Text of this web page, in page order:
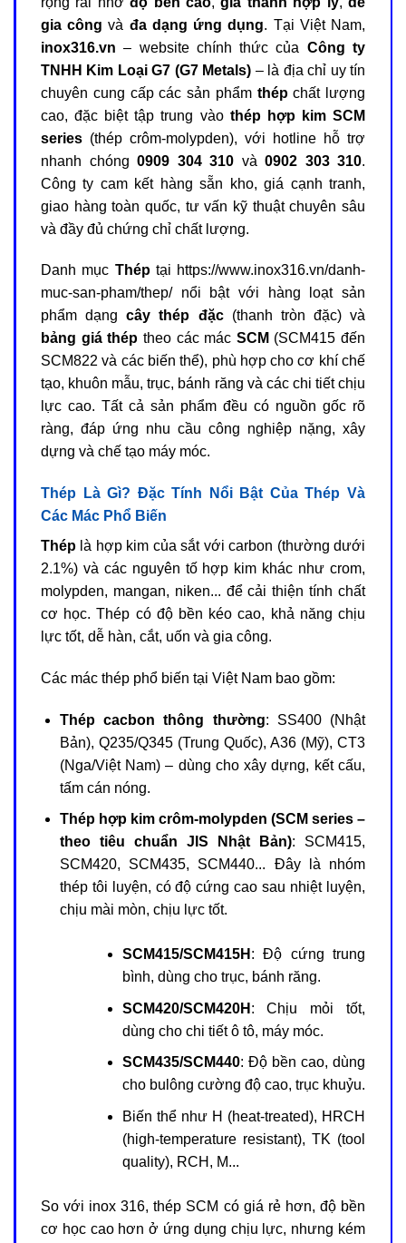
gia công và đa dạng ứng dụng. Tại Việt Nam,
inox316.vn – website chính thức của Công ty
TNHH Kim Loại G7 (G7 Metals) – là địa chỉ uy tín
chuyên cung cấp các sản phẩm thépchất lượng
cao, đặc biệt tập trung vào thép hợp kim SCM
series (thép crôm-molypden), với hotline hỗ trợ
nhanh chóng 0909 304 310 và 0902 303 310.
Công ty cam kết hàng sẵn kho, giá cạnh tranh,
giao hàng toàn quốc, tư vấn kỹ thuật chuyên sâu
và đầy đủ chứng chỉ chất lượng.
Danh mục Théptại https://www.inox316.vn/danh-
muc-san-pham/thep/nổi bật với hàng loạt sản
phẩm dạngcây thép đặc(thanh tròn đặc) và
bảng giá thép theo các mác SCM (SCM415 đến
SCM822 và các biến thể), phù hợp cho cơ khí chế
tạo, khuôn mẫu, trục, bánh răng và các chi tiết chịu
lực cao. Tất cả sản phẩm đều có nguồn gốc rõ
ràng, đáp ứng nhu cầu công nghiệp nặng, xây
dựng và chế tạo máy móc.
Thép Là Gì? Đặc Tính Nổi Bật Của Thép Và
Các Mác Phổ Biến
Thép là hợp kim của sắt với carbon (thường dưới
2.1%) và các nguyên tố hợp kim khác như crom,
molypden, mangan, niken... để cải thiện tính chất
cơ học. Thép có độ bền kéo cao, khả năng chịu
lực tốt, dễ hàn, cắt, uốn và gia công.
Các mác thép phổ biến tại Việt Nam bao gồm:
Thép cacbon thông thường: SS400 (Nhật
Bản), Q235/Q345 (Trung Quốc), A36 (Mỹ), CT3
(Nga/Việt Nam) – dùng cho xây dựng, kết cấu,
tấm cán nóng.
Thép hợp kim crôm-molypden (SCM series –
theo tiêu chuẩn JIS Nhật Bản): SCM415,
SCM420, SCM435, SCM440... Đây là nhóm
thép tôi luyện, có độ cứng cao sau nhiệt luyện,
chịu mài mòn, chịu lực tốt.
SCM415/SCM415H : Độ cứng trung
bình, dùng cho trục, bánh răng.
SCM420/SCM420H : Chịu mỏi tốt,
dùng cho chi tiết ô tô, máy móc.
SCM435/SCM440: Độ bền cao, dùng
cho bulông cường độ cao, trục khuỷu.
Biến thể như H (heat-treated), HRCH
(high-temperature resistant), TK (tool
quality), RCH, M...
So với inox 316, thép SCM có giá rẻ hơn, độ bền
cơ học cao hơn ở ứng dụng chịu lực, nhưng kém